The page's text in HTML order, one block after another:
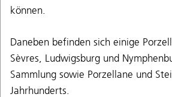
können.
Daneben befinden sich einige
Sèvres, Ludwigsburg und
Sammlung sowie Porzellane und
Jahrhunderts.